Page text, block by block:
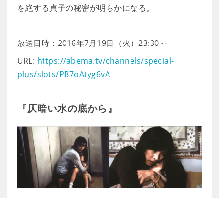
を絶する貞子の秘密が明らかになる。
放送日時：2016年7月19日（火）23:30～
URL: https://abema.tv/channels/special-
plus/slots/PB7oAtyg6vA
『仄暗い水の底から』